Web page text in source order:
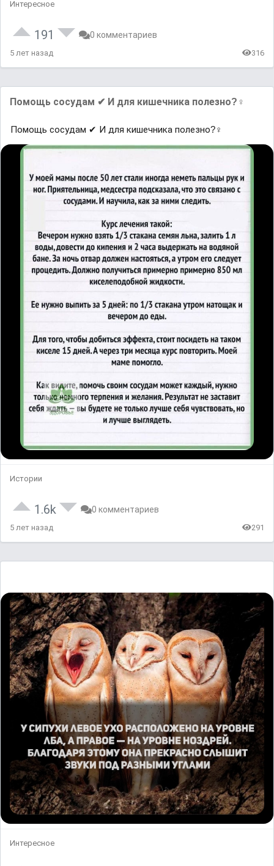
Интересное
191 0 комментариев
5 лет назад 316
Помощь сосудам ✔ И для кишечника полезно?‍♀
Помощь сосудам ✔ И для кишечника полезно?‍♀
Истории
1.6k 0 комментариев
5 лет назад 291
Интересное